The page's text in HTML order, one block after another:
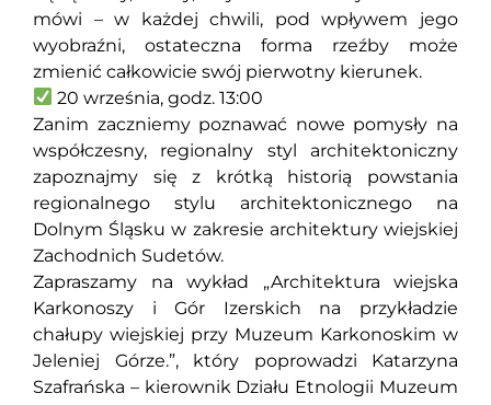
mówi – w każdej chwili, pod wpływem jego
wyobraźni, ostateczna forma rzeźby może
zmienić całkowicie swój pierwotny kierunek.
20 września, godz. 13:00
Zanim zaczniemy poznawać nowe pomysły na
współczesny, regionalny styl architektoniczny
zapoznajmy się z krótką historią powstania
regionalnego stylu architektonicznego na
Dolnym Śląsku w zakresie architektury wiejskiej
Zachodnich Sudetów.
Zapraszamy na wykład „Architektura wiejska
Karkonoszy i Gór Izerskich na przykładzie
chałupy wiejskiej przy Muzeum Karkonoskim w
Jeleniej Górze.”, który poprowadzi Katarzyna
Szafrańska – kierownik Działu Etnologii Muzeum